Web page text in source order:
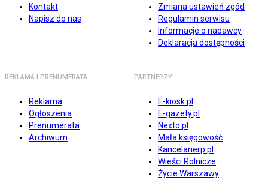
Kontakt
Napisz do nas
Zmiana ustawień zgód
Regulamin serwisu
Informacje o nadawcy
Deklaracja dostępności
REKLAMA I PRENUMERATA
Reklama
Ogłoszenia
Prenumerata
Archiwum
PARTNERZY
E-kiosk.pl
E-gazety.pl
Nexto.pl
Mała księgowość
Kancelarierp.pl
Wieści Rolnicze
Życie Warszawy